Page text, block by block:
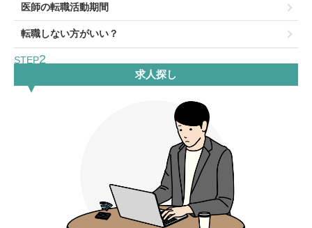
医師の転職活動期間
転職しない方がいい？
STEP2
求人探し